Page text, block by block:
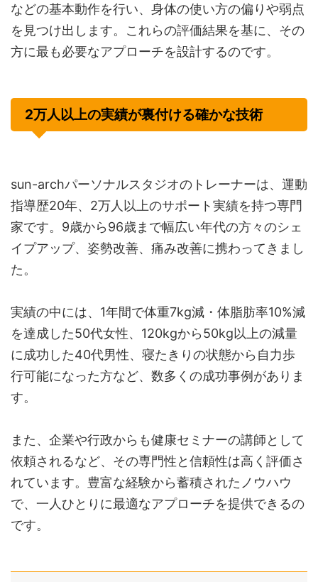
などの基本動作を行い、身体の使い方の偏りや弱点
を見つけ出します。これらの評価結果を基に、その
方に最も必要なアプローチを設計するのです。
2万人以上の実績が裏付ける確かな技術
sun-archパーソナルスタジオのトレーナーは、運動
指導歴20年、2万人以上のサポート実績を持つ専門
家です。9歳から96歳まで幅広い年代の方々のシェ
イプアップ、姿勢改善、痛み改善に携わってきまし
た。
実績の中には、1年間で体重7kg減・体脂肪率10%減
を達成した50代女性、120kgから50kg以上の減量
に成功した40代男性、寝たきりの状態から自力歩
行可能になった方など、数多くの成功事例がありま
す。
また、企業や行政からも健康セミナーの講師として
依頼されるなど、その専門性と信頼性は高く評価さ
れています。豊富な経験から蓄積されたノウハウ
で、一人ひとりに最適なアプローチを提供できるの
です。